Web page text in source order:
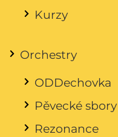
Kurzy
Orchestry
ODDechovka
Pěvecké sbory
Rezonance